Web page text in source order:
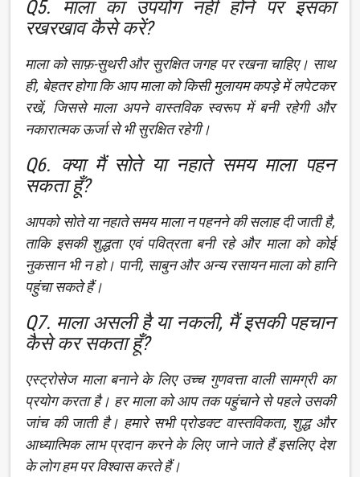
Q5. माला का उपयोग नहीं होने पर इसका
रखरखाव कैसे करें?
माला को साफ़-सुथरी और सुरक्षित जगह पर रखना चाहिए। साथ
ही, बेहतर होगा कि आप माला को किसी मुलायम कपड़े में लपेटकर
रखें, जिससे माला अपने वास्तविक स्वरूप में बनी रहेगी और
नकारात्मक ऊर्जा से भी सुरक्षित रहेगी।
Q6. क्या मैं सोते या नहाते समय माला पहन
सकता हूँ?
आपको सोते या नहाते समय माला न पहनने की सलाह दी जाती है,
ताकि इसकी शुद्धता एवं पवित्रता बनी रहे और माला को कोई
नुकसान भी न हो। पानी, साबुन और अन्य रसायन माला को हानि
पहुंचा सकते हैं।
Q7. माला असली है या नकली, मैं इसकी पहचान
कैसे कर सकता हूँ?
एस्ट्रोसेज माला बनाने के लिए उच्च गुणवत्ता वाली सामग्री का
प्रयोग करता है। हर माला को आप तक पहुंचाने से पहले उसकी
जांच की जाती है। हमारे सभी प्रोडक्ट वास्तविकता, शुद्ध और
आध्यात्मिक लाभ प्रदान करने के लिए जाने जाते हैं इसलिए देश
के लोग हम पर विश्वास करते हैं।